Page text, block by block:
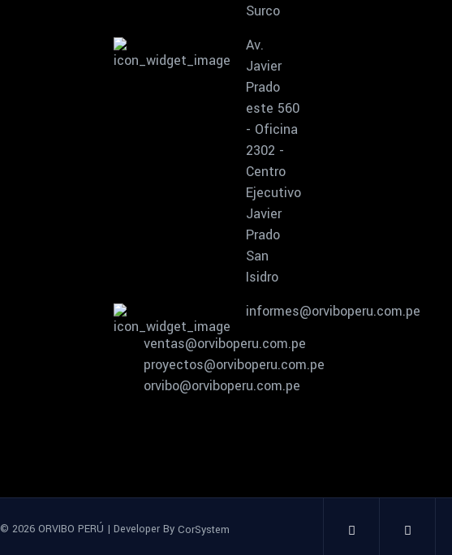
Surco
Av.
Javier
Prado
este 560
- Oficina
2302 -
Centro
Ejecutivo
Javier
Prado
San
Isidro
informes@orviboperu.com.pe
ventas@orviboperu.com.pe
proyectos@orviboperu.com.pe
orvibo@orviboperu.com.pe
© 2026 ORVIBO PERÚ | Developer By CorSystem